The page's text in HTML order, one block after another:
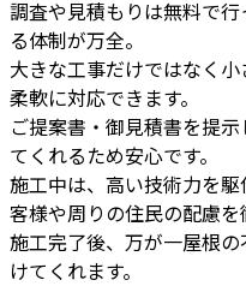
調査や見積もりは無料で
る体制が万全。
大きな工事だけではなく
柔軟に対応できます。
ご提案書・御見積書を提
てくれるため安心です。
施工中は、高い技術力を
客様や周りの住民の配慮を
施工完了後、万が一屋根
けてくれます。